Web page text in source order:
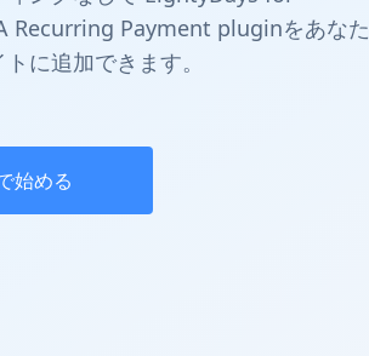
Recurring Payment pluginをあなた
に追加できます。
始める